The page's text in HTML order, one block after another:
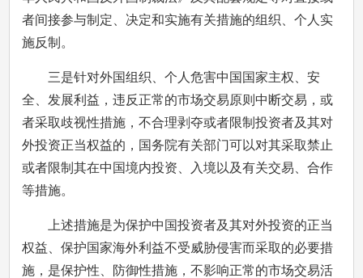
者间接参与制定、决定和实施有关措施的组织、个人实
施反制。
三是针对外国组织、个人危害中国国家主权、安
全、发展利益，违反正常的市场交易原则中断交易，或
者采取歧视性措施，不合理剥夺或者限制投资者及其对
外投资正当权益的，国务院有关部门可以对其采取禁止
或者限制其在中国境内投资、入境以及有关交易、合作
等措施。
上述措施是为保护中国投资者及其对外投资的正当
权益、保护国家海外利益不受威胁侵害而采取的必要措
施，是保护性、防御性措施，不影响正常的市场交易活